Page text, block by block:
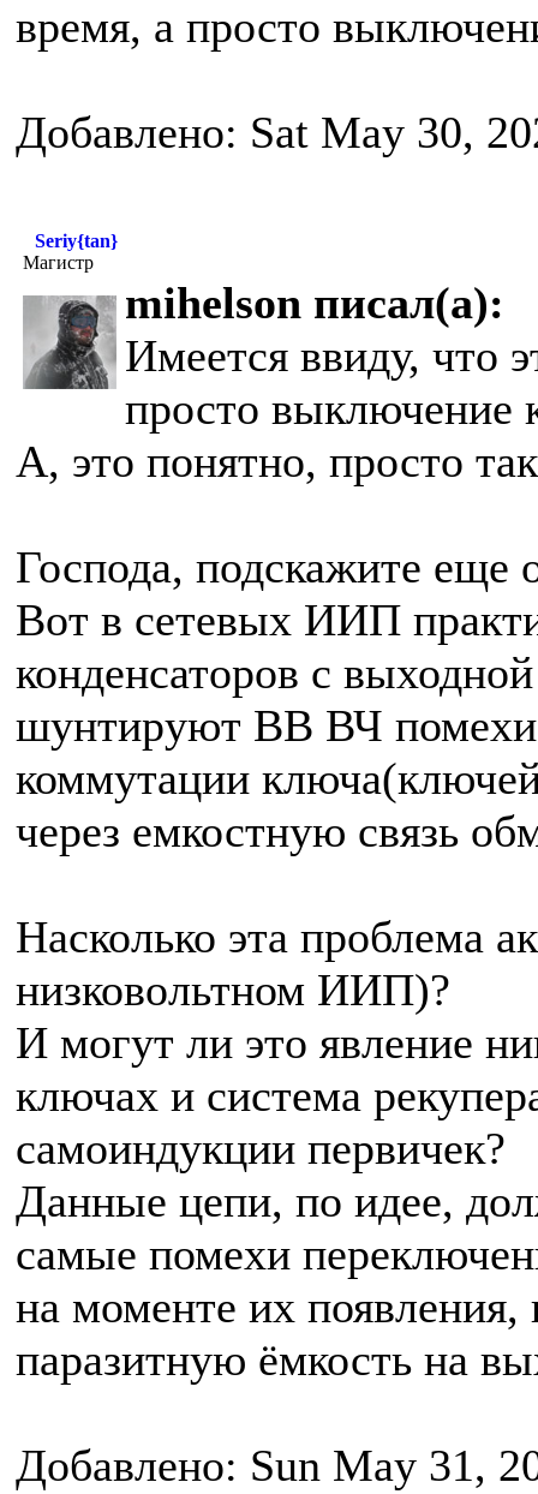
время, а просто
Добавлено: Sat May 30,
Seriy{tan}
Магистр
mihelson писал(а):
Имеется ввиду, что
просто выключение
А, это понятно, просто
Господа, подскажите еще
Вот в сетевых ИИП
конденсаторов с
шунтируют ВВ ВЧ помехи
коммутации
через емкостную связь
Насколько эта проблема
низковольтном ИИП)?
И могут ли это явление
ключах и система
самоиндукции первичек?
Данные цепи, по идее,
самые помехи
на моменте их появления,
паразитную ёмкость на
Добавлено: Sun May 31,